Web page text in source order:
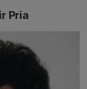
Pria